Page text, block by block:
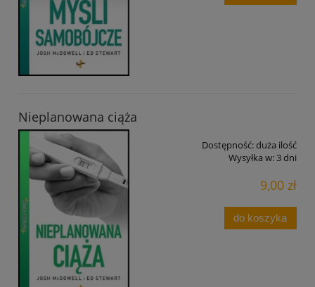
Nieplanowana ciąża
Dostępność:duża ilość
Wysyłka w:3 dni
9,00 zł
do koszyka